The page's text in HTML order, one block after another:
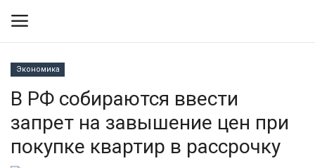
Контакты
Правила размещения
Экономика
В РФ собираются ввести
запрет на завышение цен при
покупке квартир в рассрочку